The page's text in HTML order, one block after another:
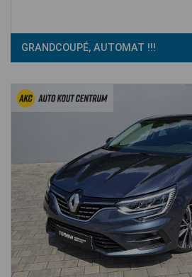
GRANDCOUPÉ, AUTOMAT !!!